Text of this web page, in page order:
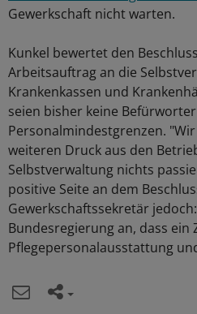
Gewerkschaft nicht warten.
Kunkel bewertet den
Arbeitsauftrag an die
Krankenkassen und
seien bisher keine
Personalmindestgrenzen.
weiteren Druck aus den
Selbstverwaltung nichts
positive Seite an dem
Gewerkschaftssekretär
Bundesregierung an, dass ein
Pflegepersonalausstattung